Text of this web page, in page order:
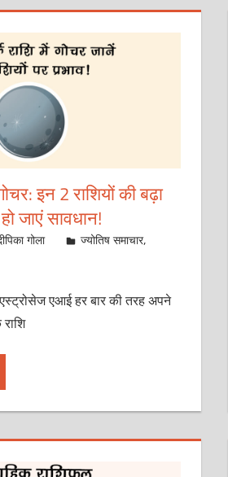
इन 2 राशियों की बढ़ा
जाएं सावधान!
गोला ज्योतिष समाचार,
एआई हर बार की तरह अपने